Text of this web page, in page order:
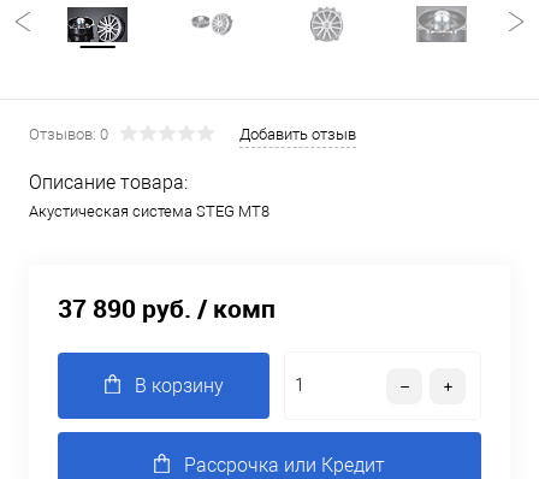
Отзывов: 0 Добавить отзыв
Описание товара:
Акустическая система STEG MT8
37 890 руб. / комп
В корзину
Рассрочка или Кредит